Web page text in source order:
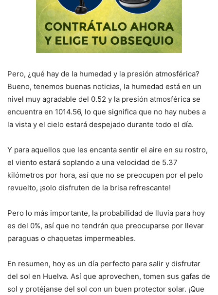
Pero, ¿qué hay de la humedad y la presión atmosférica?
Bueno, tenemos buenas noticias, la humedad está en un
nivel muy agradable del 0.52 y la presión atmosférica se
encuentra en 1014.56, lo que significa que no hay nubes a
la vista y el cielo estará despejado durante todo el día.
Y para aquellos que les encanta sentir el aire en su rostro,
el viento estará soplando a una velocidad de 5.37
kilómetros por hora, así que no se preocupen por el pelo
revuelto, ¡solo disfruten de la brisa refrescante!
Pero lo más importante, la probabilidad de lluvia para hoy
es del 0%, así que no tendrán que preocuparse por llevar
paraguas o chaquetas impermeables.
En resumen, hoy es un día perfecto para salir y disfrutar
del sol en Huelva. Así que aprovechen, tomen sus gafas de
sol y protéjanse del sol con un buen protector solar. ¡Que